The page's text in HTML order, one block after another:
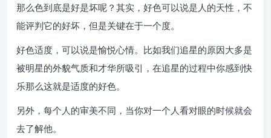
那么色到底是好是坏呢？其实，好色可以说是人的天性，不
能评判它的好坏，但是关键在于一个度。
好色适度，可以说是愉悦心情。比如我们追星的原因大多是
被明星的外貌气质和才华所吸引，在追星的过程中你感到快
乐那么这就是适度的好色。
另外，每个人的审美不同，当你对一个人看对眼的时候就会
去了解他。